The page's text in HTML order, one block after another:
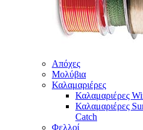
Απόχες
Μολύβια
Καλαμαριέρες
Καλαμαριέρες
Καλαμαριέρες
Catch
Φελλοί